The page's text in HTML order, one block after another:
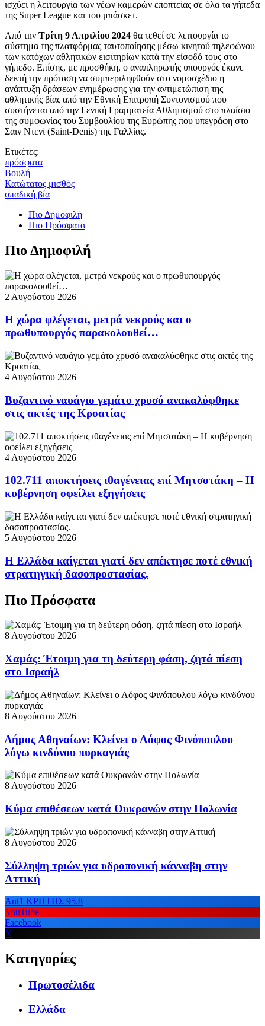
ισχύει η λειτουργία των νέων καμερών εποπτείας σε όλα τα γήπεδα
της Super League και του μπάσκετ.
Από τnν Τρίτη 9 Απριλίου 2024 θα τεθεί σε λειτουργία το
σύστημα της πλατφόρμας ταυτοποίησης μέσω κινητού τηλεφώνου
των κατόχων αθλητικών εισιτηρίων κατά την είσοδό τους στο
γήπεδο. Επίσης, με προσθήκη, ο αναπληρωτής υπουργός έκανε
δεκτή την πρόταση να συμπεριληφθούν στο νομοσχέδιο η
ανάπτυξη δράσεων ενημέρωσης για την αντιμετώπιση της
αθλητικής βίας από την Εθνική Επιτροπή Συντονισμού που
συστήνεται από την Γενική Γραμματεία Αθλητισμού στο πλαίσιο
της συμφωνίας του Συμβουλίου της Ευρώπης που υπεγράφη στο
Σαιν Ντενί (Saint-Denis) της Γαλλίας.
Ετικέτες:
πρόσφατα
Βουλή
Κατώτατος μισθός
οπαδική βία
Πιο Δημοφιλή
Πιο Πρόσφατα
Πιο Δημοφιλή
2 Αυγούστου 2026
Η χώρα φλέγεται, μετρά νεκρούς και ο
πρωθυπουργός παρακολουθεί…
4 Αυγούστου 2026
Βυζαντινό ναυάγιο γεμάτο χρυσό ανακαλύφθηκε
στις ακτές της Κροατίας
4 Αυγούστου 2026
102.711 αποκτήσεις ιθαγένειας επί Μητσοτάκη – Η
κυβέρνηση οφείλει εξηγήσεις
5 Αυγούστου 2026
Η Ελλάδα καίγεται γιατί δεν απέκτησε ποτέ εθνική
στρατηγική δασοπροστασίας.
Πιο Πρόσφατα
8 Αυγούστου 2026
Χαμάς: Έτοιμη για τη δεύτερη φάση, ζητά πίεση
στο Ισραήλ
8 Αυγούστου 2026
Δήμος Αθηναίων: Κλείνει ο Λόφος Φινόπουλου
λόγω κινδύνου πυρκαγιάς
8 Αυγούστου 2026
Κύμα επιθέσεων κατά Ουκρανών στην Πολωνία
8 Αυγούστου 2026
Σύλληψη τριών για υδροπονική κάνναβη στην
Αττική
Ant1 ΚΡΗΤΗΣ 95.8
YouTube
Facebook
X
Κατηγορίες
Πρωτοσέλιδα
Ελλάδα